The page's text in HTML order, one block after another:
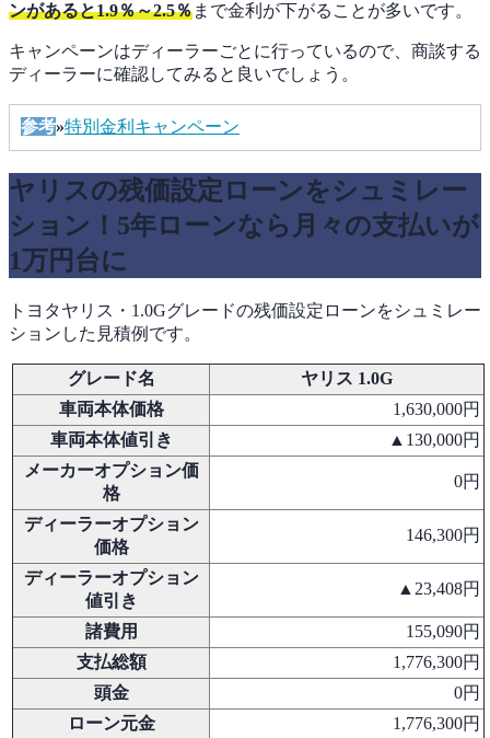
ンがあると1.9％～2.5％まで金利が下がることが多いです。
キャンペーンはディーラーごとに行っているので、商談する
ディーラーに確認してみると良いでしょう。
参考»特別金利キャンペーン
ヤリスの残価設定ローンをシュミレー
ション！5年ローンなら月々の支払いが
1万円台に
トヨタヤリス・1.0Gグレードの残価設定ローンをシュミレー
ションした見積例です。
グレード名
ヤリス 1.0G
車両本体価格
1,630,000円
車両本体値引き
▲130,000円
メーカーオプション価
格
0円
ディーラーオプション
価格
146,300円
ディーラーオプション
値引き
▲23,408円
諸費用
155,090円
支払総額
1,776,300円
頭金
0円
ローン元金
1,776,300円